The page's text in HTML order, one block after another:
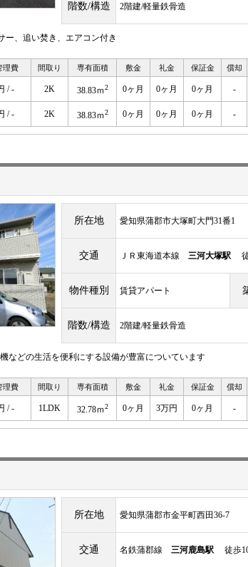
階数/構造 2階建/軽量鉄骨造
ー、追い焚き、エアコン付き
理費 間取り 専有面積 敷金 礼金 保証金 償却
/ - 2K 38.83ｍ2 0ヶ月 0ヶ月 0ヶ月 -
/ - 2K 38.83ｍ2 0ヶ月 0ヶ月 0ヶ月 -
所在地 愛知県蒲郡市大塚町大門31番1
交通 ＪＲ東海道本線 三河大塚駅 徒
物件種別 賃貸アパート
階数/構造 2階建/軽量鉄骨造
などの生活を便利にする設備が豊富についています
理費 間取り 専有面積 敷金 礼金 保証金 償却
/ - 1LDK 32.78ｍ2 0ヶ月 3万円 0ヶ月 -
所在地 愛知県蒲郡市金平町西田36-7
交通 名鉄蒲郡線 三河鹿島駅 徒歩